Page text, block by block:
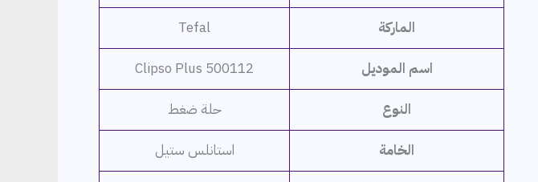
الماركة Tefal
اسم الموديل Clipso Plus 500112
النوع حلة ضغط
الخامة استانلس ستيل